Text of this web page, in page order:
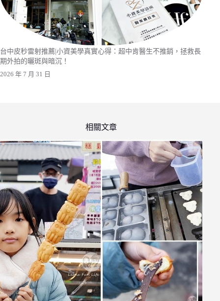
台中皮秒雷射推薦|小資美學真實心得：超中肯醫生不推銷，拯救長
期外拍的曬斑與暗沉！
2026 年 7 月 31 日
相關文章